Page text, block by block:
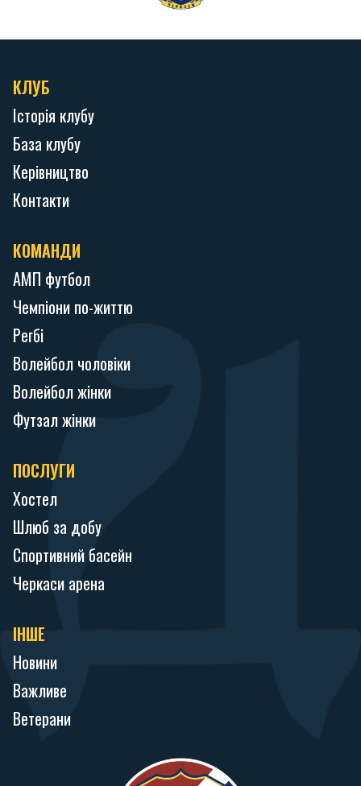
КЛУБ
Історія клубу
База клубу
Керівництво
Контакти
КОМАНДИ
АМП футбол
Чемпіони по-життю
Регбі
Волейбол чоловіки
Волейбол жінки
Футзал жінки
ПОСЛУГИ
Хостел
Шлюб за добу
Спортивний басейн
Черкаси арена
ІНШЕ
Новини
Важливе
Ветерани